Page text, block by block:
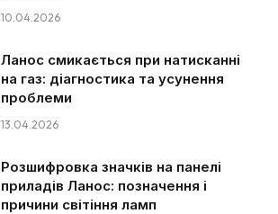
10.04.2026
Ланос смикається при натисканні
на газ: діагностика та усунення
проблеми
13.04.2026
Розшифровка значків на панелі
приладів Ланос: позначення і
причини світіння ламп